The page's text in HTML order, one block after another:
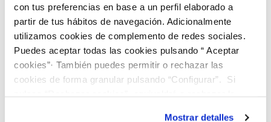
con tus preferencias en base a un perfil elaborado a
partir de tus hábitos de navegación. Adicionalmente
utilizamos cookies de complemento de redes sociales.
Puedes aceptar todas las cookies pulsando “ Aceptar
cookies”· También puedes permitir o rechazar las
cookies de forma granular pulsando “Configurar”. Si
Mostrar detalles